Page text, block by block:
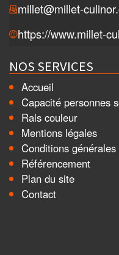
millet@millet-
https://www.millet-
NOS SERVICES
Accueil
Capacité personnes
Rals couleur
Mentions légales
Conditions
Référencement
Plan du site
Contact